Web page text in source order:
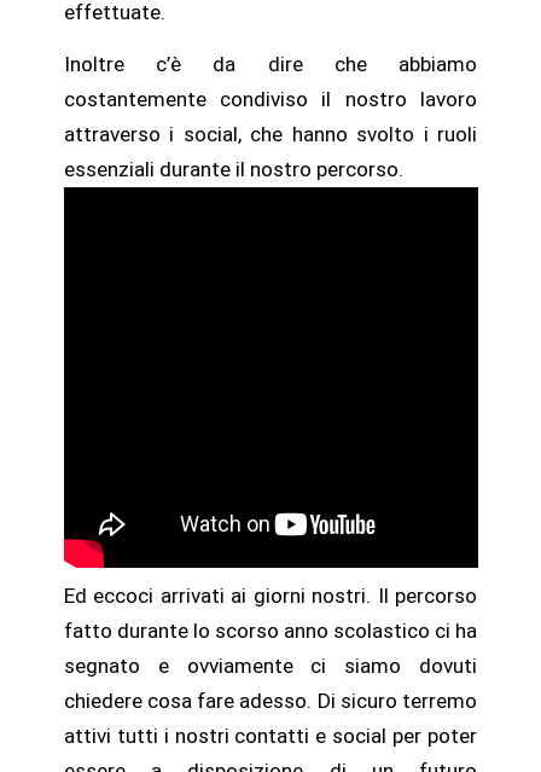
effettuate.
Inoltre c’è da dire che abbiamo
costantemente condiviso il nostro lavoro
attraverso i social, che hanno svolto i ruoli
essenziali durante il nostro percorso.
Ed eccoci arrivati ai giorni nostri. Il percorso
fatto durante lo scorso anno scolastico ci ha
segnato e ovviamente ci siamo dovuti
chiedere cosa fare adesso. Di sicuro terremo
attivi tutti i nostri contatti e social per poter